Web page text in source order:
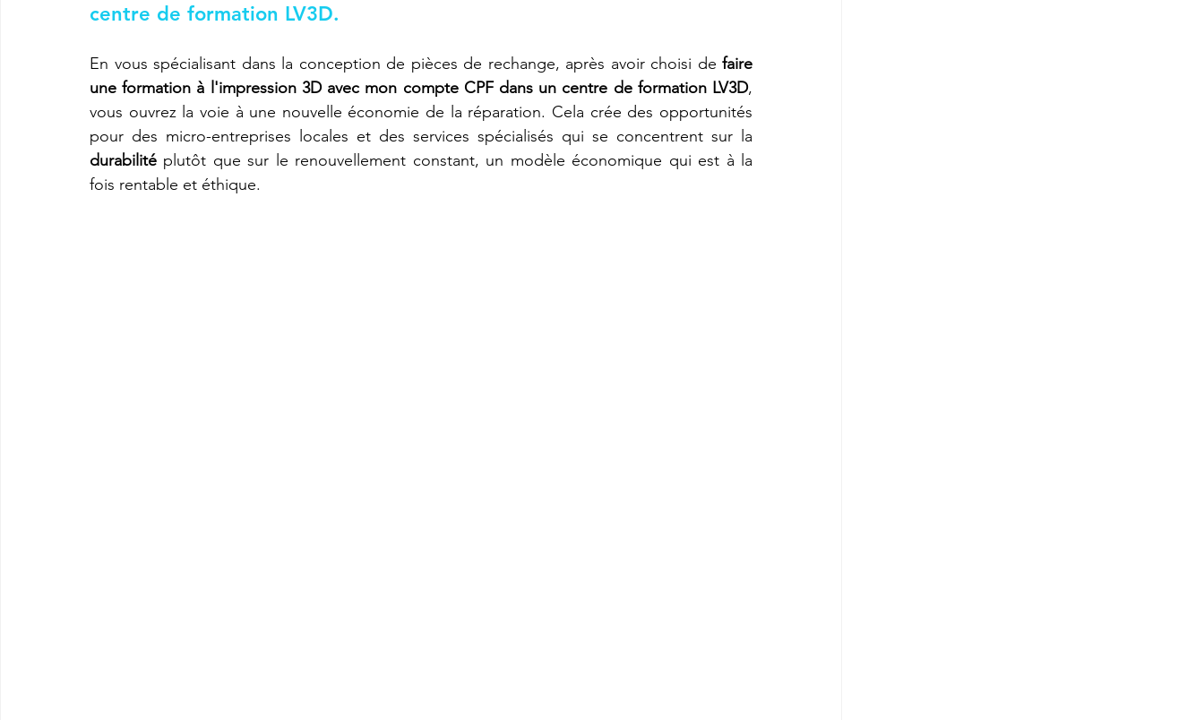
centre de formation LV3D.
En vous spécialisant dans la conception de pièces de rechange, après avoir choisi de faire
une formation à l'impression 3D avec mon compte CPF dans un centre de formation LV3D,
vous ouvrez la voie à une nouvelle économie de la réparation. Cela crée des opportunités
durabilité plutôt que sur le renouvellement constant, un modèle économique qui est à la
fois rentable et éthique.